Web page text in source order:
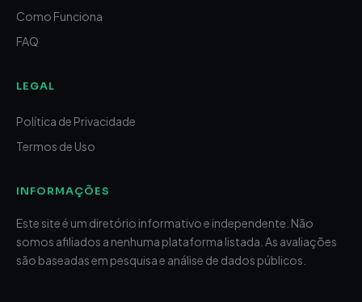
Como Funciona
FAQ
LEGAL
Política de Privacidade
Termos de Uso
INFORMAÇÕES
Este site é um diretório informativo e independente. Não
somos afiliados a nenhuma plataforma listada. As avaliações
são baseadas em pesquisa e análise de dados públicos.